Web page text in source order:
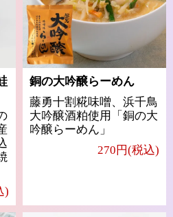
)
銅の大吟醸らーめん
藤勇十割糀味噌、浜千鳥
大吟醸酒粕使用「銅の大
吟醸らーめん」
270円(税込)